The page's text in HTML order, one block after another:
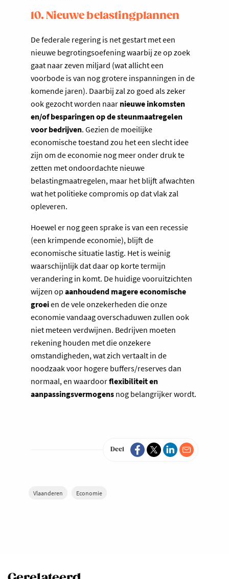
10. Nieuwe belastingplannen
De federale regering is net gestart met een
nieuwe begrotingsoefening waarbij ze op zoek
gaat naar zeven miljard (wat allicht een
voorbode is van nog grotere inspanningen in de
komende jaren). Daarbij zal zo goed als zeker
ook gezocht worden naar nieuwe inkomsten
en/of besparingen op de steunmaatregelen
voor bedrijven. Gezien de moeilijke
economische toestand zou het een slecht idee
zijn om de economie nog meer onder druk te
zetten met ondoordachte nieuwe
belastingmaatregelen, maar het blijft afwachten
wat het politieke compromis op dat vlak zal
opleveren.
Hoewel er nog geen sprake is van een recessie
(een krimpende economie), blijft de
economische situatie lastig. Het is weinig
waarschijnlijk dat daar op korte termijn
verandering in komt. De huidige vooruitzichten
wijzen op aanhoudend magere economische
groeien de vele onzekerheden die onze
economie vandaag overschaduwen zullen ook
niet meteen verdwijnen. Bedrijven moeten
rekening houden met die onzekere
omstandigheden, wat zich vertaalt in de
noodzaak voor hogere buffers/reserves dan
normaal, en waardoorflexibiliteit en
aanpassingsvermogens nog belangrijker wordt.
Deel
Vlaanderen Economie